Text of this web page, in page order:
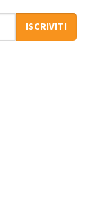
ISCRIVITI